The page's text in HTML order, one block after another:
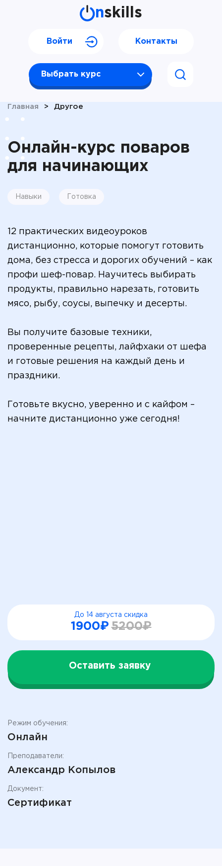
nskills
Выбрать курс
Войти Контакты
Главная > Другое
Онлайн-курс поваров
для начинающих
Навыки Готовка
12 практических видеоуроков
дистанционно, которые помогут готовить
дома, без стресса и дорогих обучений – как
профи шеф-повар. Научитесь выбирать
продукты, правильно нарезать, готовить
мясо, рыбу, соусы, выпечку и десерты.
Вы получите базовые техники,
проверенные рецепты, лайфхаки от шефа
и готовые решения на каждый день и
праздники.
Готовьте вкусно, уверенно и с кайфом –
начните дистанционно уже сегодня!
Оставить заявку
До 14 августа скидка
1900₽ 5200₽
Режим обучения:
Онлайн
Преподаватели:
Александр Копылов
Документ:
Сертификат